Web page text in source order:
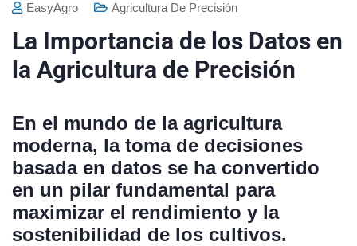
EasyAgro Agricultura De Precisión
La Importancia de los Datos en
la Agricultura de Precisión
En el mundo de la agricultura
moderna, la toma de decisiones
basada en datos se ha convertido
en un pilar fundamental para
maximizar el rendimiento y la
sostenibilidad de los cultivos.